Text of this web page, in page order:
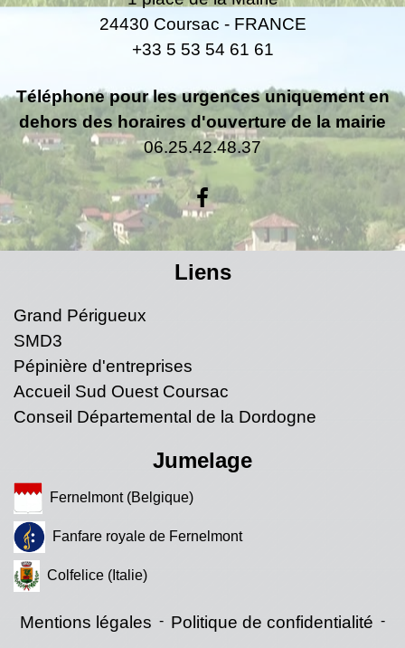
24430 Coursac - FRANCE
+33 5 53 54 61 61
Téléphone pour les urgences uniquement en
dehors des horaires d'ouverture de la mairie
06.25.42.48.37
Liens
Grand Périgueux
SMD3
Pépinière d'entreprises
Accueil Sud Ouest Coursac
Conseil Départemental de la Dordogne
Jumelage
Fernelmont (Belgique)
Fanfare royale de Fernelmont
Colfelice (Italie)
Mentions légales - Politique de confidentialité -